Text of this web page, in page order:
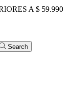
A $ 59.990
Search